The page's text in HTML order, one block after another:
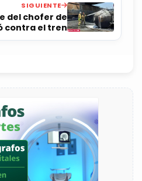
SIGUIENTE
del chofer de
contra el tren